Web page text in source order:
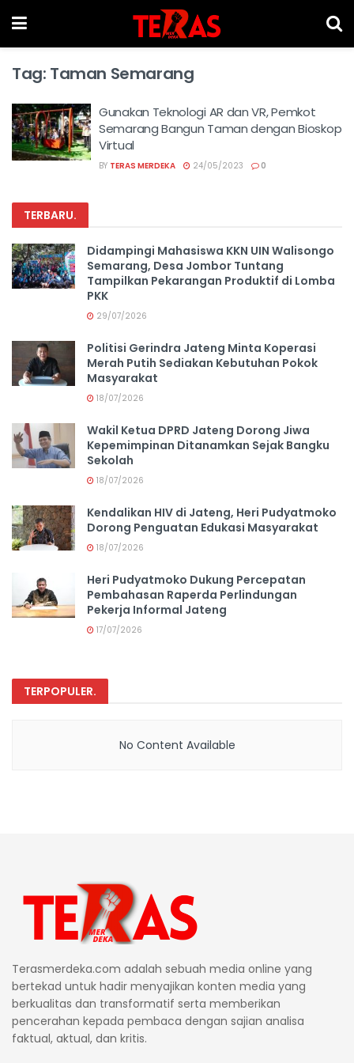
Tag: Taman Semarang
Gunakan Teknologi AR dan VR, Pemkot
Semarang Bangun Taman dengan Bioskop
Virtual
BY TERAS MERDEKA 24/05/2023 0
TERBARU.
Didampingi Mahasiswa KKN UIN Walisongo
Semarang, Desa Jombor Tuntang
Tampilkan Pekarangan Produktif di Lomba
PKK
29/07/2026
Politisi Gerindra Jateng Minta Koperasi
Merah Putih Sediakan Kebutuhan Pokok
Masyarakat
18/07/2026
Wakil Ketua DPRD Jateng Dorong Jiwa
Kepemimpinan Ditanamkan Sejak Bangku
Sekolah
18/07/2026
Kendalikan HIV di Jateng, Heri Pudyatmoko
Dorong Penguatan Edukasi Masyarakat
18/07/2026
Heri Pudyatmoko Dukung Percepatan
Pembahasan Raperda Perlindungan
Pekerja Informal Jateng
17/07/2026
TERPOPULER.
No Content Available
Terasmerdeka.com adalah sebuah media online yang
bertekad untuk hadir menyajikan konten media yang
berkualitas dan transformatif serta memberikan
pencerahan kepada pembaca dengan sajian analisa
faktual, aktual, dan kritis.